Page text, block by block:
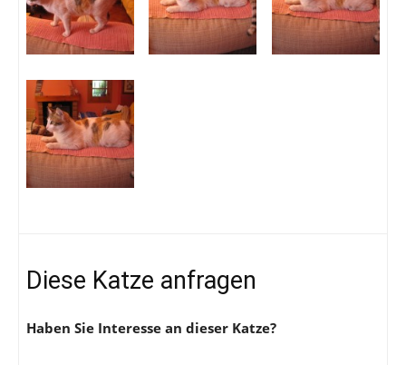
Diese Katze anfragen
Haben Sie Interesse an dieser Katze?